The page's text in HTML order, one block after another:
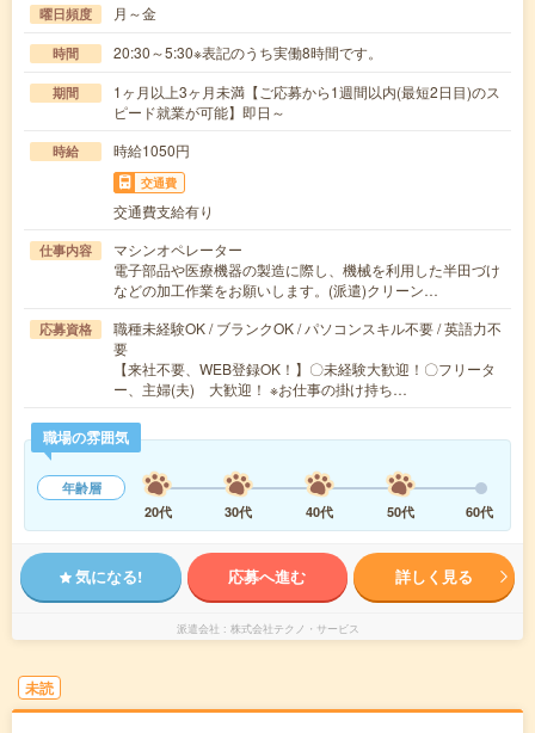
曜日頻度 月～金
時間 20:30～5:30※表記のうち実働8時間です。
期間
1ヶ月以上3ヶ月未満【ご応募から1週間以内(最短2日目)のス
ピード就業が可能】即日～
時給 時給1050円
交通費
交通費支給有り
仕事内容
マシンオペレーター
電子部品や医療機器の製造に際し、機械を利用した半田づけ
などの加工作業をお願いします。(派遣)クリーン…
応募資格
職種未経験OK / ブランクOK / パソコンスキル不要 / 英語力不
要
【来社不要、WEB登録OK！】〇未経験大歓迎！〇フリータ
ー、主婦(夫) 大歓迎！ ※お仕事の掛け持ち…
職場の雰囲気
年齢層
20代
30代 40代 50代 60代
気になる! 応募へ進む 詳しく見る
派遣会社 株式会社テクノ・サービス
未読